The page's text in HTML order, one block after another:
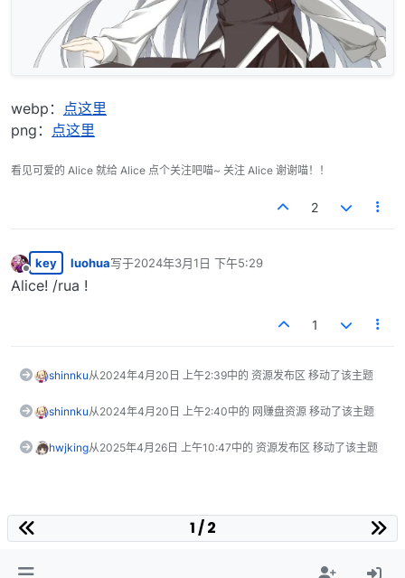
webp： 点这里
png： 点这里
看见可爱的 Alice 就给 Alice 点个关注吧喵~ 关注 Alice 谢谢喵！！
2
离线
key luohua写于2024年3月1日 下午5:29
最后由 编辑
Alice! /rua !
1
shinnku从2024年4月20日 上午2:39中的 资源发布区 移动了该主题
shinnku从2024年4月20日 上午2:40中的 网赚盘资源 移动了该主题
hwjking从2025年4月26日 上午10:47中的 资源发布区 移动了该主题
1 / 2